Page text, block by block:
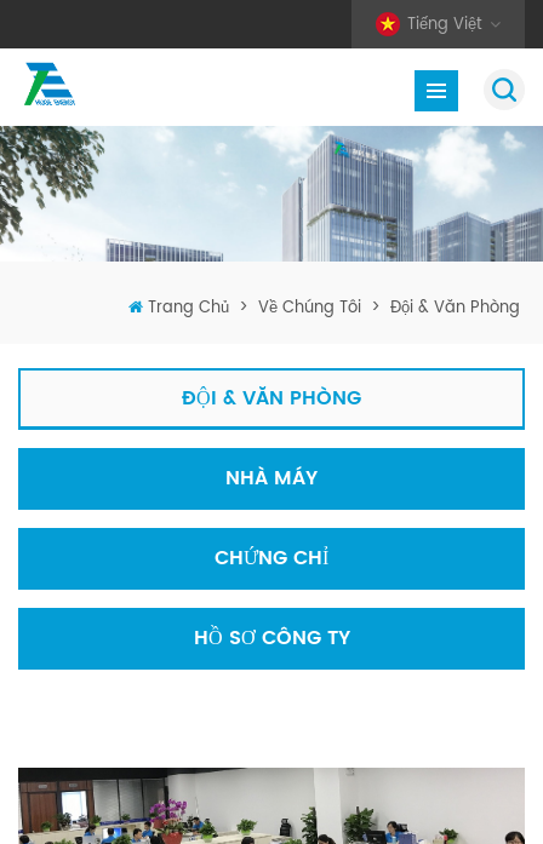
Tiếng Việt
Trang Chủ > Về Chúng Tôi > Đội & Văn Phòng
ĐỘI & VĂN PHÒNG
NHÀ MÁY
CHỨNG CHỈ
HỒ SƠ CÔNG TY